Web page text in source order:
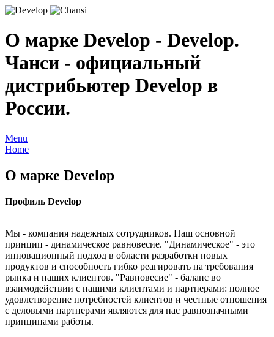
О марке Develop - Develop.
Чанси - официальный
дистрибьютер Develop в
России.
Menu
Home
О марке Develop
Профиль Develop
Мы - компания надежных сотрудников. Наш основной
принцип - динамическое равновесие. "Динамическое" - это
инновационный подход в области разработки новых
продуктов и способность гибко реагировать на требования
рынка и наших клиентов. "Равновесие" - баланс во
взаимодействии с нашими клиентами и партнерами: полное
удовлетворение потребностей клиентов и честные отношения
с деловыми партнерами являются для нас равнозначными
принципами работы.